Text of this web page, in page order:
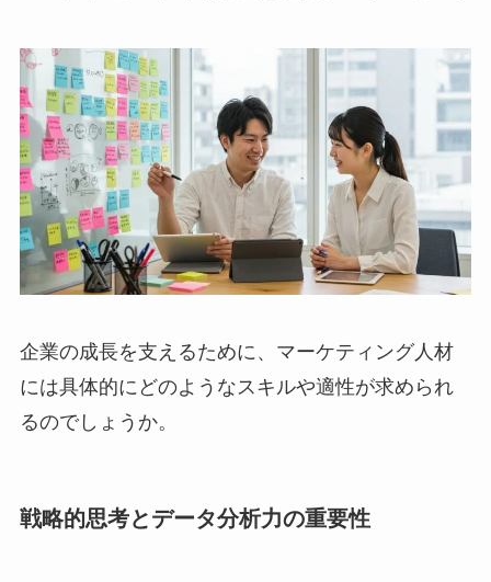
企業の成長を支えるために、マーケティング人材
には具体的にどのようなスキルや適性が求められ
るのでしょうか。
戦略的思考とデータ分析力の重要性